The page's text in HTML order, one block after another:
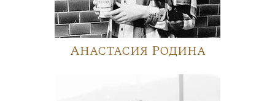
Анастасия Родина